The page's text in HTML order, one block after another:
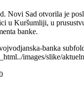
Novi Sad otvorila je
u Kuršumliji, u
banke.
banka
images/slike/